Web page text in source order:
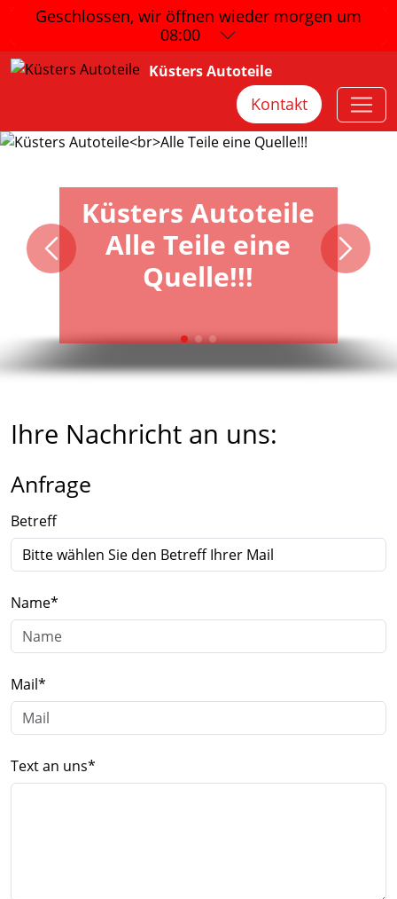
Geschlossen, wir öffnen wieder morgen um
08:00
Küsters Autoteile
Kontakt
Küsters Autoteile
Alle Teile eine
Quelle!!!
Ihre Nachricht an uns:
Anfrage
Betreff
Name*
Mail*
Text an uns*